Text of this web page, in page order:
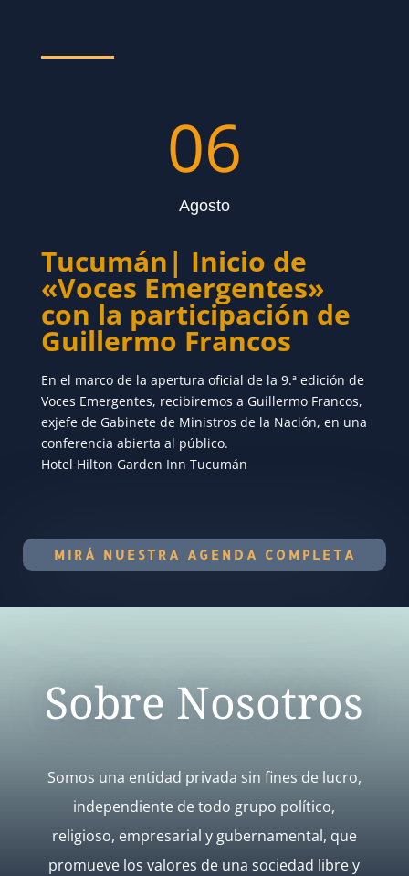
06
Agosto
Tucumán| Inicio de
«Voces Emergentes»
con la participación de
Guillermo Francos
En el marco de la apertura oficial de la 9.ª edición de
Voces Emergentes, recibiremos a Guillermo Francos,
exjefe de Gabinete de Ministros de la Nación, en una
conferencia abierta al público.
Hotel Hilton Garden Inn Tucumán
MIRÁ NUESTRA AGENDA COMPLETA
Sobre Nosotros
Somos una entidad privada sin fines de lucro,
independiente de todo grupo político,
religioso, empresarial y gubernamental, que
promueve los valores de una sociedad libre y